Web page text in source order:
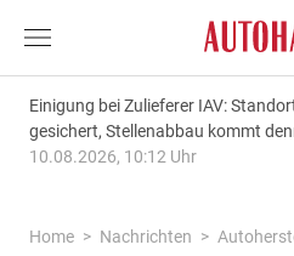
Einigung bei Zulieferer IAV:
gesichert, Stellenabbau kommt
10.08.2026, 10:12 Uhr
Home Nachrichten